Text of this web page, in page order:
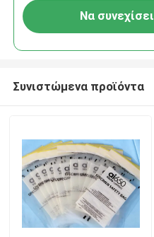
Να συνεχίσει
Συνιστώμενα προϊόντα